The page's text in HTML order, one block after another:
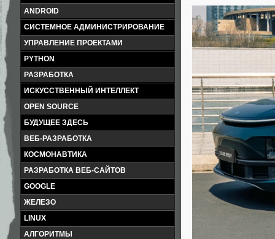
ANDROID
СИСТЕМНОЕ АДМИНИСТРИРОВАНИЕ
УПРАВЛЕНИЕ ПРОЕКТАМИ
PYTHON
РАЗРАБОТКА
ИСКУССТВЕННЫЙ ИНТЕЛЛЕКТ
OPEN SOURCE
БУДУЩЕЕ ЗДЕСЬ
ВЕБ-РАЗРАБОТКА
КОСМОНАВТИКА
РАЗРАБОТКА ВЕБ-САЙТОВ
GOOGLE
ЖЕЛЕЗО
LINUX
АЛГОРИТМЫ